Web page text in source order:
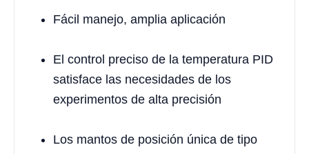
Fácil manejo, amplia aplicación
El control preciso de la temperatura PID
satisface las necesidades de los
experimentos de alta precisión
Los mantos de posición única de tipo